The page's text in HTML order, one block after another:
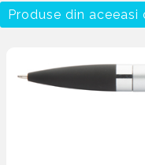
Produse din aceeasi